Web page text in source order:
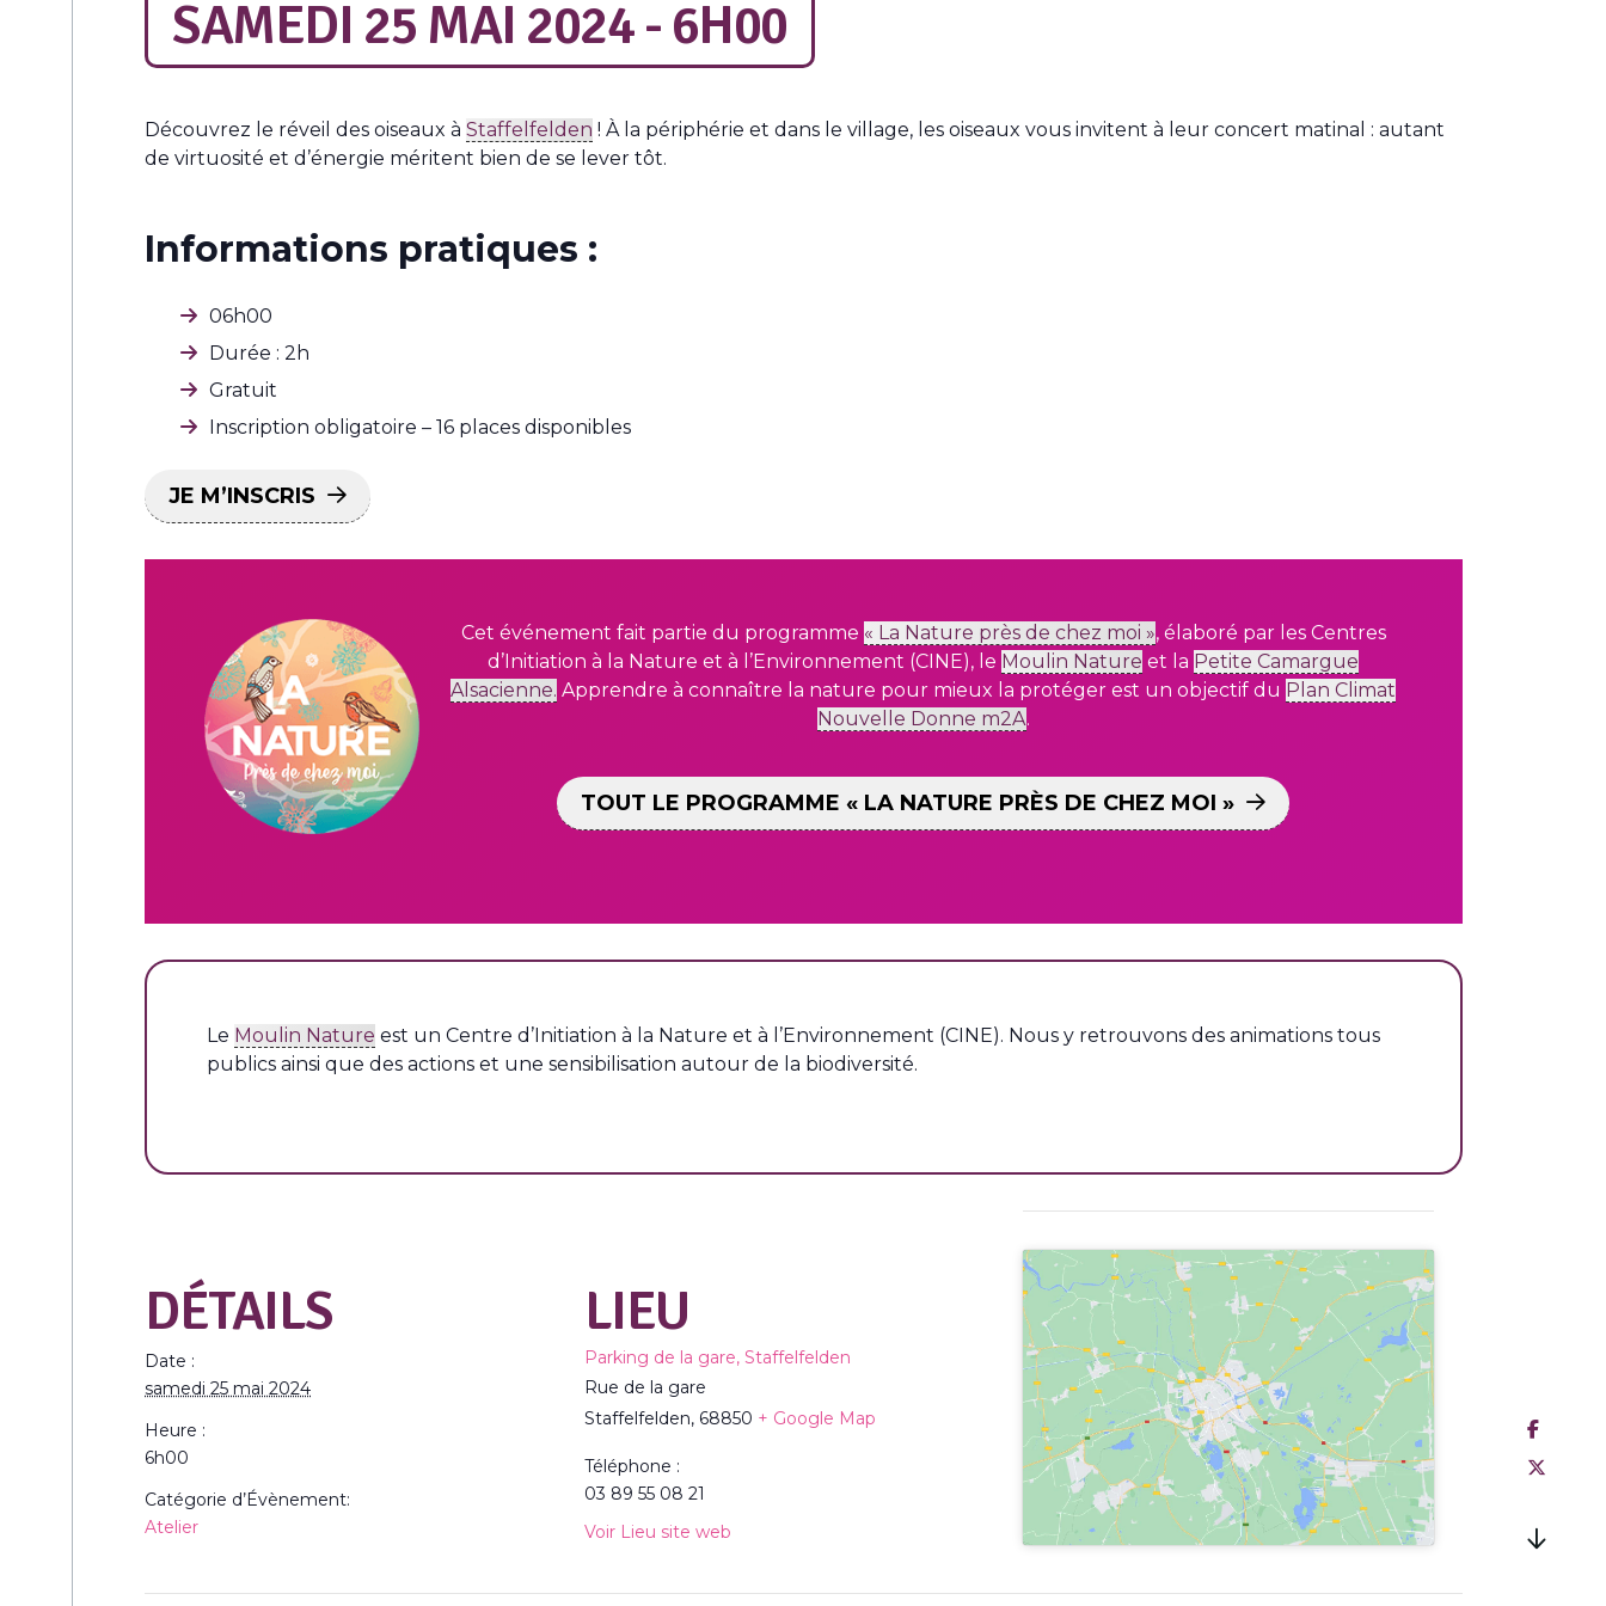
SAMEDI 25 MAI 2024 - 6H00
Découvrez le réveil des oiseaux à Staffelfelden ! À la périphérie et dans le village, les oiseaux vous invitent à leur concert matinal : autant
de virtuosité et d’énergie méritent bien de se lever tôt.
Informations pratiques :
06h00
Durée : 2h
Gratuit
Inscription obligatoire – 16 places disponibles
JE M’INSCRIS
Cet événement fait partie du programme « La Nature près de chez moi », élaboré par les Centres
d’Initiation à la Nature et à l’Environnement (CINE), le Moulin Nature et la Petite Camargue
Alsacienne. Apprendre à connaître la nature pour mieux la protéger est un objectif du Plan Climat
Nouvelle Donne m2A.
TOUT LE PROGRAMME « LA NATURE PRÈS DE CHEZ MOI »
Le Moulin Nature est un Centre d’Initiation à la Nature et à l’Environnement (CINE). Nous y retrouvons des animations tous
publics ainsi que des actions et une sensibilisation autour de la biodiversité.
DÉTAILS
Date :
samedi 25 mai 2024
Heure :
6h00
Catégorie d’Évènement:
Atelier
LIEU
Parking de la gare, Staffelfelden
Rue de la gare
Staffelfelden, 68850 + Google Map
Téléphone :
03 89 55 08 21
Voir Lieu site web